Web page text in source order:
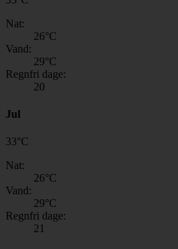
Nat:
26°C
Vand:
29°C
Regnfri dage:
20
Jul
33°C
Nat:
26°C
Vand:
29°C
Regnfri dage:
21